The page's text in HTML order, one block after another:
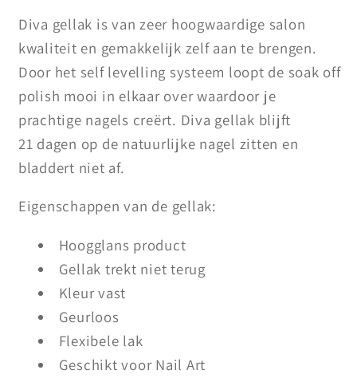
Diva gellak is van zeer hoogwaardige salon
kwaliteit en gemakkelijk zelf aan te brengen.
Door het self levelling systeem loopt de soak off
polish mooi in elkaar over waardoor je
prachtige nagels creërt. Diva gellak blijft
21 dagen op de natuurlijke nagel zitten en
bladdert niet af.
Eigenschappen van de gellak:
Hoogglans product
Gellak trekt niet terug
Kleur vast
Geurloos
Flexibele lak
Geschikt voor Nail Art